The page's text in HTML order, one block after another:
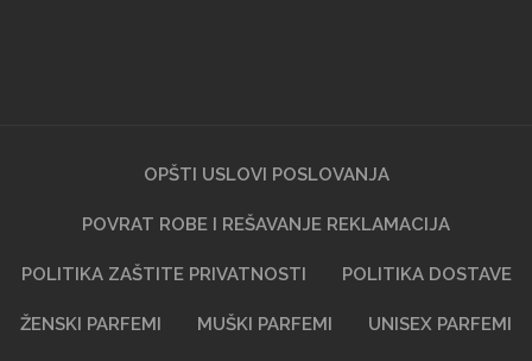
OPŠTI USLOVI POSLOVANJA
POVRAT ROBE I REŠAVANJE REKLAMACIJA
POLITIKA ZAŠTITE PRIVATNOSTI POLITIKA DOSTAVE
ŽENSKI PARFEMI MUŠKI PARFEMI UNISEX PARFEMI